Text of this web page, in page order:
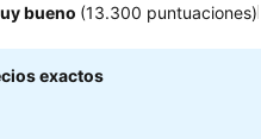
bueno (13.300 puntuaciones)
exactos